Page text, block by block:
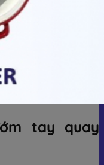
tay quay